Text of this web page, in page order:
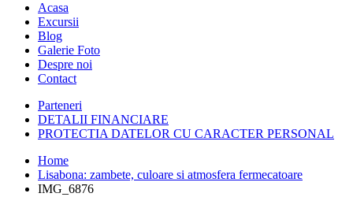
Acasa
Excursii
Blog
Galerie Foto
Despre noi
Contact
Parteneri
DETALII FINANCIARE
PROTECTIA DATELOR CU CARACTER PERSONAL
Home
Lisabona: zambete, culoare si atmosfera fermecatoare
IMG_6876